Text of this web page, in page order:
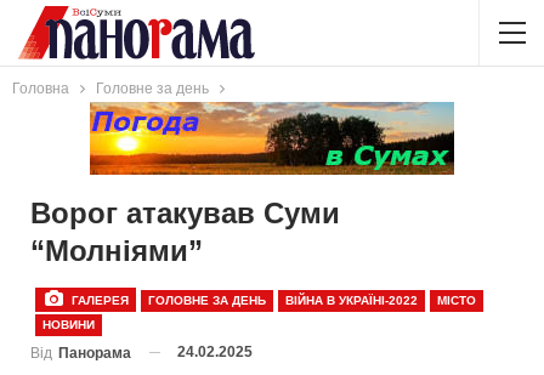
Головна Головне за день
Ворог атакував Суми
“Молніями”
ГАЛЕРЕЯ ГОЛОВНЕ ЗА ДЕНЬ ВІЙНА В УКРАЇНІ-2022
МІСТО
НОВИНИ
Від Панорама 24.02.2025